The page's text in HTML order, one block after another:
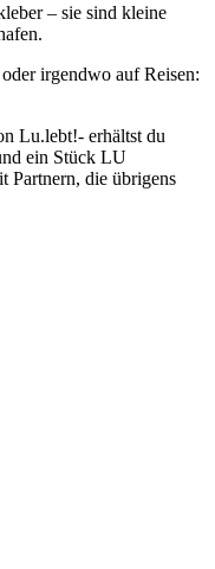
– sie sind kleine
irgendwo auf Reisen:
Lu.lebt!- erhältst du
ein Stück LU
Partnern, die übrigens